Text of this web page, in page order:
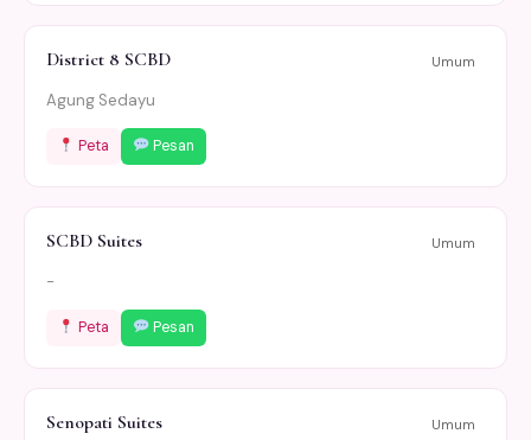
District 8 SCBD Umum
Agung Sedayu
Peta Pesan
SCBD Suites Umum
-
Peta Pesan
Senopati Suites Umum